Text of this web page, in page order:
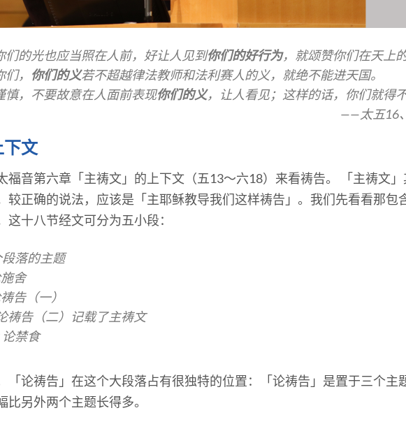
们的光也应当照在人前，好让人见到你们的好行为，就颂赞你们在天上的
， 你们的义若不超越律法教师和法利赛人的义，就绝不能进天国。
慎，不要故意在人面前表现你们的义，让人看见；这样的话，你们就得
——太五16
下文
福音第六章「主祷文」的上下文（五13～六18）来看祷告。 「主祷文
较正确的说法，应该是「主耶稣教导我们这样祷告」。我们先看看那包
这十八节经文可分为五小段：
段落的主题
舍
告（一）
祷告（二）记载了主祷文
论禁食
「论祷告」在这个大段落占有很独特的位置：「论祷告」是置于三个主
比另外两个主题长得多。